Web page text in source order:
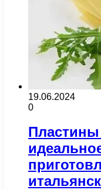
19.06.2024
0